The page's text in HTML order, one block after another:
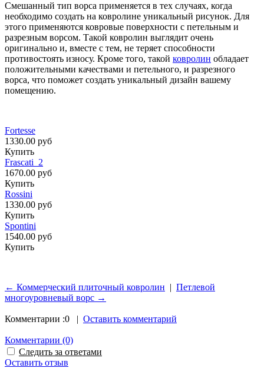
Смешанный тип ворса применяется в тех случаях, когда
необходимо создать на ковролине уникальный рисунок. Для
этого применяются ковровые поверхности с петельным и
разрезным ворсом. Такой ковролин выглядит очень
оригинально и, вместе с тем, не теряет способности
противостоять износу. Кроме того, такой ковролин обладает
положительными качествами и петельного, и разрезного
ворса, что поможет создать уникальный дизайн вашему
помещению.
Fortesse
1330.00 руб
Купить
Frascati_2
1670.00 руб
Купить
Rossini
1330.00 руб
Купить
Spontini
1540.00 руб
Купить
← Коммерческий плиточный ковролин | Петлевой
многоуровневый ворс →
Комментарии :0 | Оставить комментарий
Комментарии (0)
Следить за ответами
Оставить отзыв